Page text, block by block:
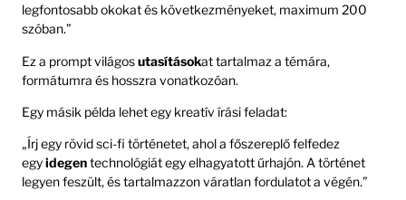
legfontosabb okokat és következményeket, maximum 200
szóban.”
Ez a prompt világosutasításokat tartalmaz a témára,
formátumra és hosszra vonatkozóan.
Egy másik példa lehet egy kreatív írási feladat:
„Írj egy rövid sci-fi történetet, ahol a főszereplő felfedez
egyidegentechnológiát egy elhagyatott űrhajón. A történet
legyen feszült, és tartalmazzon váratlan fordulatot a végén.”